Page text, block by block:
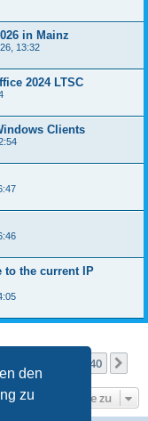
den
zu
in Mainz
13:32
2024 LTSC
Clients
to the current IP
40
Gehe zu